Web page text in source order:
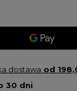
dostawa od
30 dni